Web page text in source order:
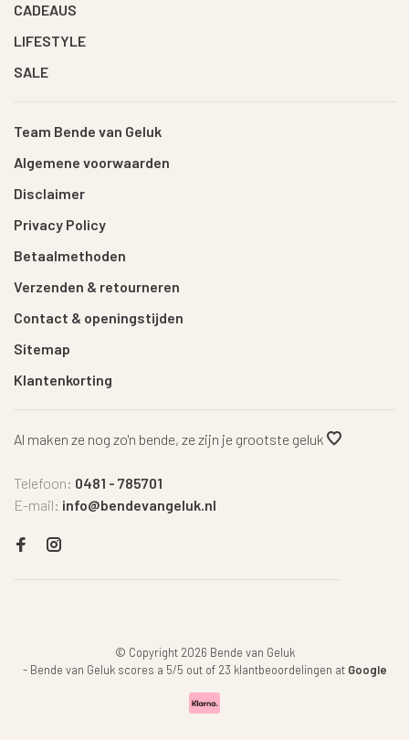
CADEAUS
LIFESTYLE
SALE
Team Bende van Geluk
Algemene voorwaarden
Disclaimer
Privacy Policy
Betaalmethoden
Verzenden & retourneren
Contact & openingstijden
Sitemap
Klantenkorting
Al maken ze nog zo'n bende, ze zijn je grootste geluk
Telefoon: 0481 - 785701
E-mail: info@bendevangeluk.nl
© Copyright 2026 Bende van Geluk
- Bende van Geluk scores a 5/5 out of 23 klantbeoordelingen at Google